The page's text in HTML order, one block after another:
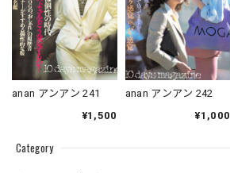
Category
anan アンアン 241
¥1,500
anan アンアン 242
¥1,000